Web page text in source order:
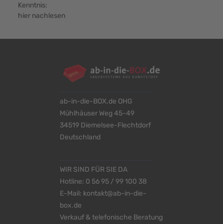
Kenntnis:
hier nachlesen
ab-in-die-BOX.de OHG
Mühlhäuser Weg 45-49
34519 Diemelsee-Flechtdorf
Deutschland
WIR SIND FÜR SIE DA
Hotline: 0 56 95 / 99 100 38
E-Mail: kontakt@ab-in-die-
box.de
Verkauf & telefonische Beratung